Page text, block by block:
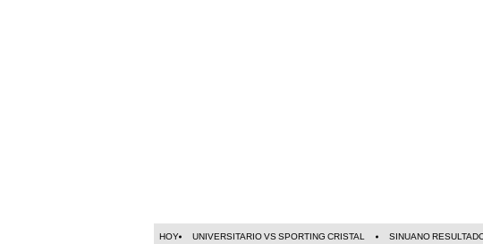
HOY UNIVERSITARIO VS SPORTING CRISTAL SINUANO